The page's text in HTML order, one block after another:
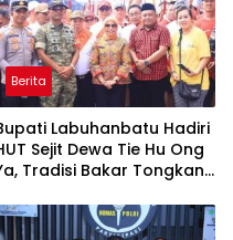
Berita
Labuhanbatu Hadiri
Sejit Dewa Tie Hu Ong
Tradisi Bakar Tongkang